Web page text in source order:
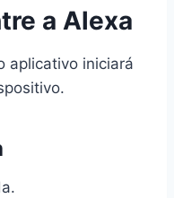
a Alexa
aplicativo iniciará